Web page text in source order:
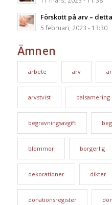
Förskott på arv –
5 februari, 2023 - 13:30
Ämnen
arbete arv
arvstvist balsamering
begravningsavgift
blommor borgerlig
dekorationer dikter
donationsregister